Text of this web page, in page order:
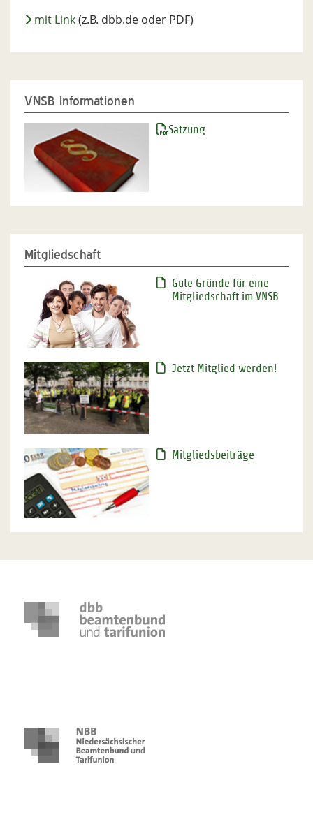
mit Link(z.B. dbb.de oder PDF)
VNSB Informationen
Satzung
Mitgliedschaft
Gute Gründe für eine
Mitgliedschaft im VNSB
Jetzt Mitglied werden!
Mitgliedsbeiträge